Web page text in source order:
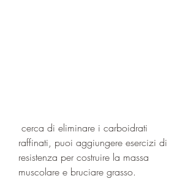
raffinati, puoi aggiungere esercizi di
resistenza per costruire la massa
muscolare e bruciare grasso.